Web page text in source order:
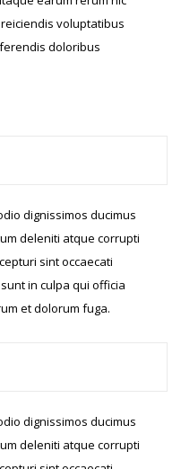
voluptatibus
doloribus
dignissimos ducimus
deleniti atque corrupti
sint occaecati
in culpa qui officia
et dolorum fuga.
dignissimos ducimus
deleniti atque corrupti